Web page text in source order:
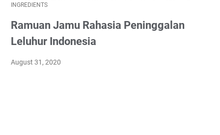
INGREDIENTS
Ramuan Jamu Rahasia Peninggalan
Leluhur Indonesia
August 31, 2020